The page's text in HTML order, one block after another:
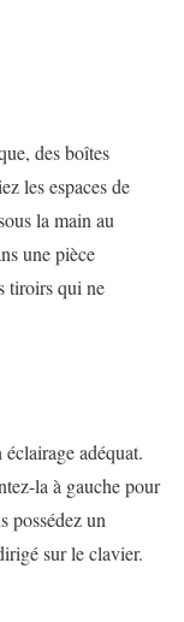
des boîtes
les espaces de
la main au
une pièce
tiroirs qui ne
adéquat.
la à gauche pour
possédez un
sur le clavier.